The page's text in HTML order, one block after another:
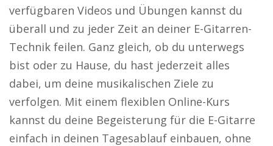
verfügbaren Videos und Übungen kannst du
überall und zu jeder Zeit an deiner E-Gitarren-
Technik feilen. Ganz gleich, ob du unterwegs
bist oder zu Hause, du hast jederzeit alles
dabei, um deine musikalischen Ziele zu
verfolgen. Mit einem flexiblen Online-Kurs
kannst du deine Begeisterung für die E-Gitarre
einfach in deinen Tagesablauf einbauen, ohne